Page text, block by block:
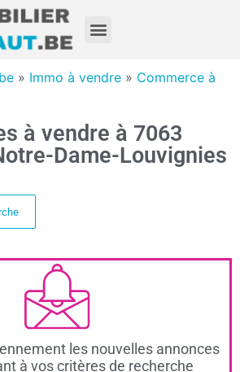
» Immo à vendre » Commerce à
à vendre à 7063
Dame-Louvignies
les nouvelles annonces
à vos critères de recherche